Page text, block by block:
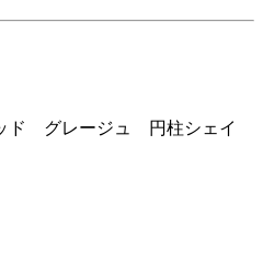
ド グレージュ 円柱シェイ